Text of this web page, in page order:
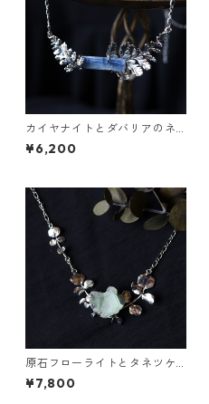
カイヤナイトとダバリアのネ
ックレス
¥6,200
原石フローライトとタネツケ
バナのネックレス
¥7,800